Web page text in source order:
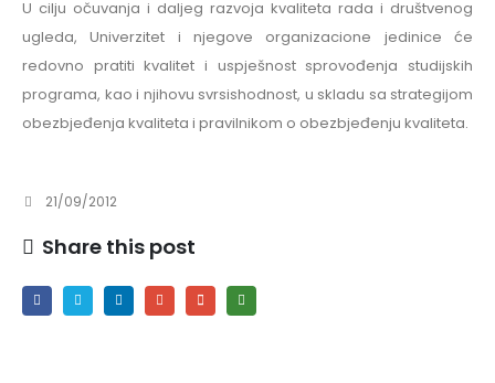
U cilju očuvanja i daljeg razvoja kvaliteta rada i društvenog
ugleda, Univerzitet i njegove organizacione jedinice će
redovno pratiti kvalitet i uspješnost sprovođenja studijskih
programa, kao i njihovu svrsishodnost, u skladu sa strategijom
obezbjeđenja kvaliteta i pravilnikom o obezbjeđenju kvaliteta.
21/09/2012
Share this post